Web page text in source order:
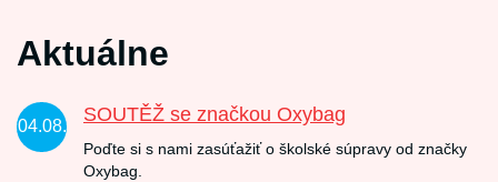
Aktuálne
04.08.
SOUTĚŽ se značkou Oxybag
Poďte si s nami zasúťažiť o školské súpravy od značky
Oxybag.